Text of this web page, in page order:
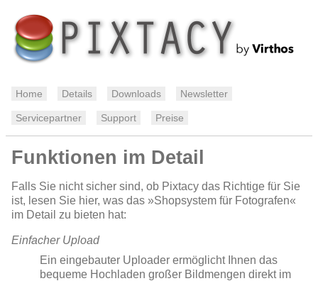
Home Details Downloads Newsletter
Servicepartner Support Preise
Funktionen im Detail
Falls Sie nicht sicher sind, ob Pixtacy das Richtige für Sie
ist, lesen Sie hier, was das »Shopsystem für Fotografen«
im Detail zu bieten hat:
Einfacher Upload
Ein eingebauter Uploader ermöglicht Ihnen das
bequeme Hochladen großer Bildmengen direkt im